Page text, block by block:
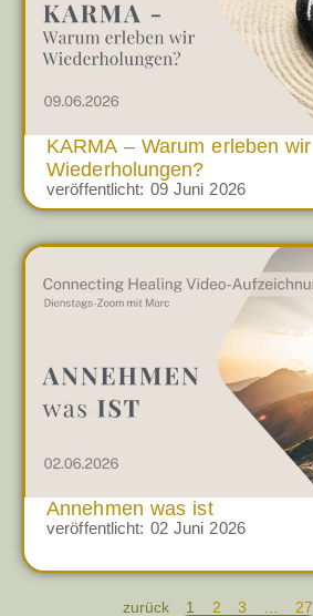
KARMA – Warum erleben wir
Wiederholungen?
veröffentlicht: 09 Juni 2026
Annehmen was ist
veröffentlicht: 02 Juni 2026
zurück 1 2 3 … 27